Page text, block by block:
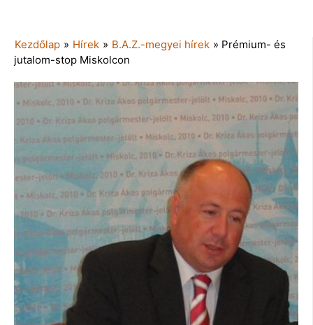
Kezdőlap » Hírek » B.A.Z.-megyei hírek » Prémium- és
jutalom-stop Miskolcon